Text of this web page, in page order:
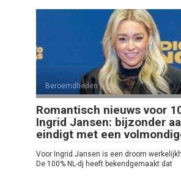
Beroemdheden
Romantisch nieuws voor
Ingrid Jansen: bijzonder
eindigt met een
Voor Ingrid Jansen is een droom
De 100% NL-dj heeft bekendgemaakt dat